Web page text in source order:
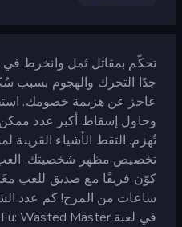
تحكّم بمقاتل ثمل وانخرط
جدًا التحرك والهجوم بسبب
عاجز عن هزيمة خصومك.
وحاول إسقاط أكبر عدد
تُهزم. التقط الأشياء
تخصيص مظهر شخصيتك. العب
كوّن فريقًا مع صديق للعب
ساعات من المرح! كم عدد
في لعبة Drunk-Fu: Wasted Master؟